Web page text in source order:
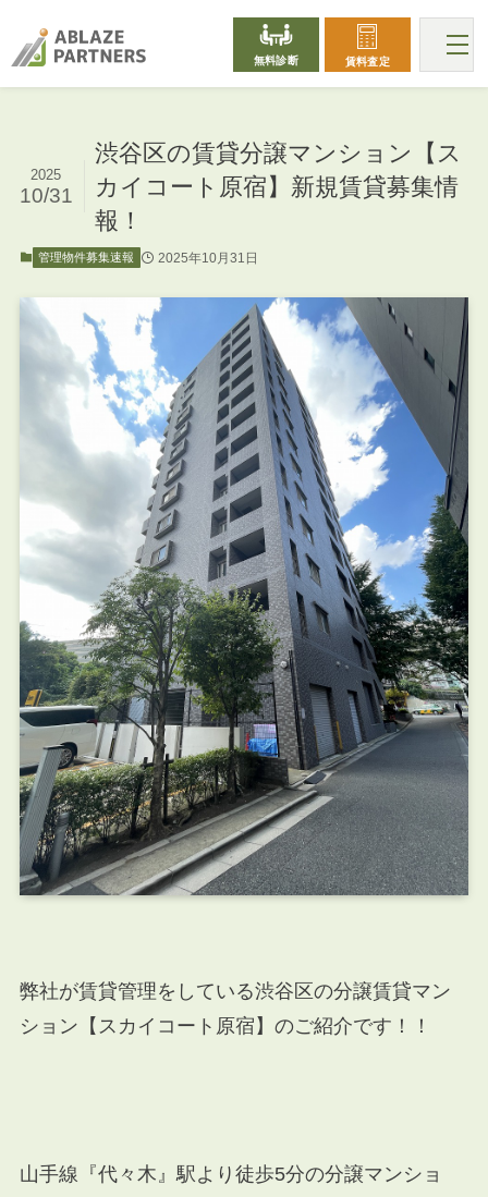
無料診断 賃料査定
渋谷区の賃貸分譲マンション【ス
カイコート原宿】新規賃貸募集情
報！
2025
10/31
管理物件募集速報 2025年10月31日
弊社が賃貸管理をしている渋谷区の分譲賃貸マン
ション【スカイコート原宿】 のご紹介です！！
山手線『代々木』駅より徒歩5分の分譲マンショ